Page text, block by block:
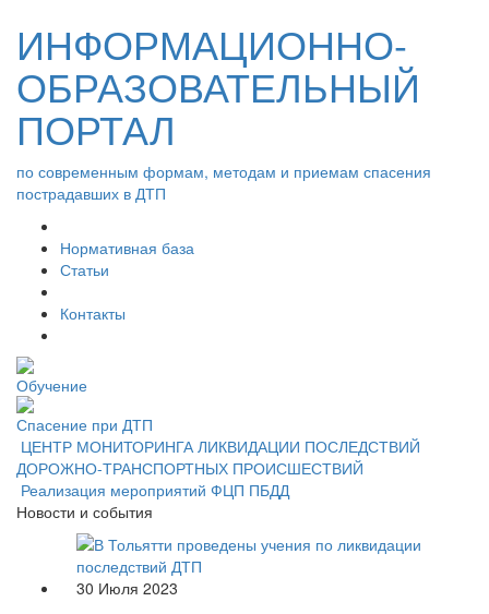
ИНФОРМАЦИОННО-
ОБРАЗОВАТЕЛЬНЫЙ
ПОРТАЛ
по современным формам, методам и приемам спасения
пострадавших в ДТП
Нормативная база
Статьи
Контакты
Обучение
Спасение при ДТП
ЦЕНТР МОНИТОРИНГА ЛИКВИДАЦИИ ПОСЛЕДСТВИЙ
ДОРОЖНО-ТРАНСПОРТНЫХ ПРОИСШЕСТВИЙ
Реализация мероприятий ФЦП ПБДД
Новости и события
30 Июля 2023